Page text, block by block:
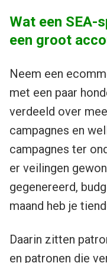
Wat een SEA-
een groot
Neem een
met een paar
verdeeld over
campagnes en
campagnes ter
er veilingen
gegenereerd,
maand heb je
Daarin zitten
en patronen die